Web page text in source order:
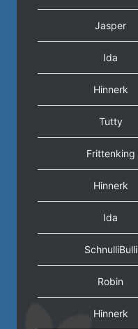
Jasper
Ida
Hinnerk
Tutty
Frittenking
Hinnerk
Ida
SchnulliBulli
Robin
Hinnerk